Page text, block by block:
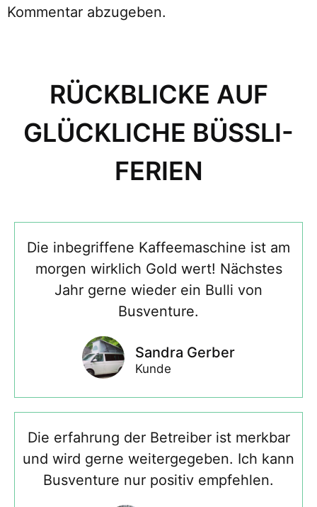
Kommentar abzugeben.
RÜCKBLICKE AUF
GLÜCKLICHE BÜSSLI-
FERIEN
Die inbegriffene Kaffeemaschine ist am
morgen wirklich Gold wert! Nächstes
Jahr gerne wieder ein Bulli von
Busventure.
Sandra Gerber
Kunde
Die erfahrung der Betreiber ist merkbar
und wird gerne weitergegeben. Ich kann
Busventure nur positiv empfehlen.